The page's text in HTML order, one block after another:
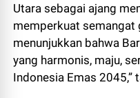
Utara sebagai ajang
memperkuat semangat
menunjukkan bahwa
yang harmonis, maju,
Indonesia Emas 2045,”